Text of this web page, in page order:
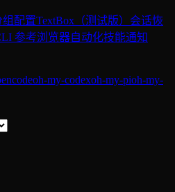
配置TextBox（测试版） 会话恢
参考浏览器自动化技能通知
oh-my-codexoh-my-pioh-my-